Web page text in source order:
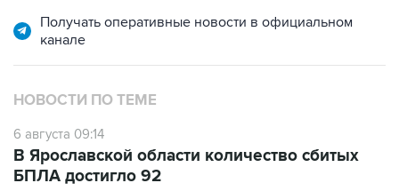
Получать оперативные новости в официальном
канале
НОВОСТИ ПО ТЕМЕ
6 августа 09:14
В Ярославской области количество сбитых
БПЛА достигло 92